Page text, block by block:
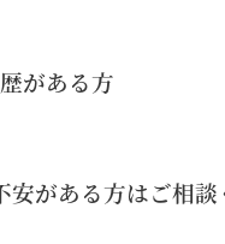
がある方
がある方はご相談